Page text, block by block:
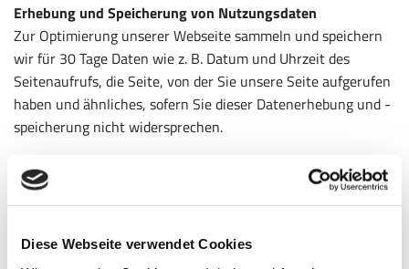
Diese Webseite verwendet Cookies
Erhebung und Speicherung von Nutzungsdaten
Zur Optimierung unserer Webseite sammeln und speichern
wir für 30 Tage Daten wie z. B. Datum und Uhrzeit des
Seitenaufrufs, die Seite, von der Sie unsere Seite aufgerufen
haben und ähnliches, sofern Sie dieser Datenerhebung und -
speicherung nicht widersprechen.
Dies erfolgt anonymisiert, ohne den Benutzer der Seite
persönlich zu identifizieren. Ggf. werden Nutzerprofile mittels
Verbindung zwischen der hinter dem Pseudonym stehenden
natürlichen Personen mit den erhobenen Nutzungsdaten.